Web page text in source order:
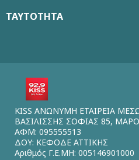
ΤΑΥΤΟΤΗΤΑ
KISS ΑΝΩΝΥΜΗ ΕΤΑΙΡΕΙΑ
ΒΑΣΙΛΙΣΣΗΣ ΣΟΦΙΑΣ 85,
ΑΦΜ: 095555513
ΔΟΥ: ΚΕΦΟΔΕ ΑΤΤΙΚΗΣ
Αριθμός Γ.Ε.ΜΗ: 005146901000